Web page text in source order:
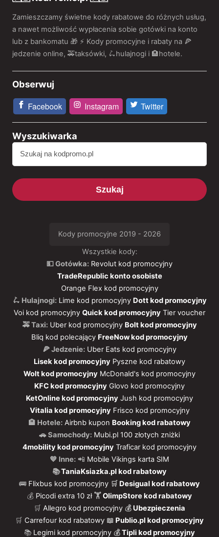
Zamieszczamy świetne kody rabatowe do różnych usług,
a nawet możliwość wypłacenia sobie gotówki na konto
lub z bankomatu 🎁 ⚡️ Kody promocyjne i rabaty na 🍕
jedzenie online, 🚕taksówki, 🛴hulajnogi i 🏨hotele.
Obserwuj
Facebook Instagram Twitter
Wyszukiwarka
Szukaj
Kody promocyjne 2019 - 2026
Wszystkie kody:
💵 Gotówka: Revolut kod promocyjny
TradeRepublic konto osobiste
Orange Flex kod promocyjny
🛴 Hulajnogi: Lime kod promocyjny Dott kod promocyjny
Voi kod promocyjny Quick kod promocyjny Tier voucher
🚕 Taxi: Uber kod promocyjny Bolt kod promocyjny
Bliq kod polecający FreeNow kod promocyjny
🍕 Jedzenie: Uber Eats kod promocyjny
Lisek kod promocyjny Pyszne kod rabatowy
Wolt kod promocyjny McDonald's kod promocyjny
KFC kod promocyjny Glovo kod promocyjny
KetOnline kod promocyjny Jush kod promocyjny
Vitalia kod promocyjny Frisco kod promocyjny
🏨 Hotele: Airbnb kupon Booking kod rabatowy
🚗 Samochody: Mubi.pl 100 złotych zniżki
4mobility kod promocyjny Traficar kod promocyjny
💙 Inne: 📲 Mobile Vikings karta SIM
📚TaniaKsiazka.pl kod rabatowy
🚌 Flixbus kod promocyjny 🛒 Desigual kod rabatowy
💰 Picodi extra 10 zł 🏋️OlimpStore kod rabatowy
🛒 Allegro kod promocyjny 💰 Ubezpieczenia
🛒 Carrefour kod rabatowy 📖 Publio.pl kod promocyjny
📚 Legimi kod promocyjny 💰Tipli kod promocyjny